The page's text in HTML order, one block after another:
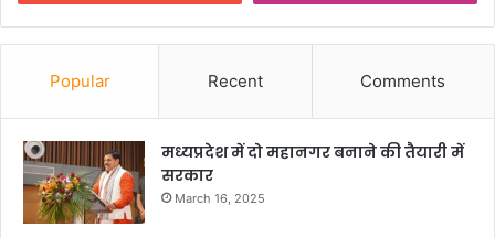
Popular Recent Comments
मध्यप्रदेश में दो महानगर बनाने की तैयारी में
सरकार
March 16, 2025